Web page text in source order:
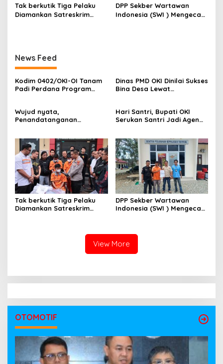
Tak berkutik Tiga Pelaku
Diamankan Satreskrim
DPP Sekber Wartawan
Indonesia (SWI ) Mengecam
News Feed
Kodim 0402/OKI-OI Tanam
Padi Perdana Program
Dinas PMD OKI Dinilai Sukses
Bina Desa Lewat
Wujud nyata,
Penandatanganan
Lingkungan
Pemasyarakatan
Kayuagung ( LP )
Hari Santri, Bupati OKI
Serukan Santri Jadi Agen
Tak berkutik Tiga Pelaku
Diamankan Satreskrim
DPP Sekber Wartawan
Indonesia (SWI ) Mengecam
View More
OTOMOTIF